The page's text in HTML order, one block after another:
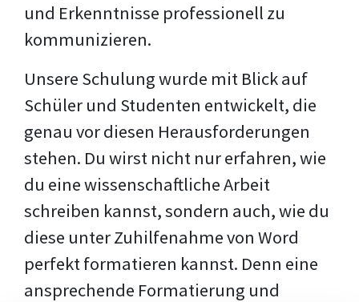
und Erkenntnisse professionell zu
kommunizieren.
Unsere Schulung wurde mit Blick auf
Schüler und Studenten entwickelt, die
genau vor diesen Herausforderungen
stehen. Du wirst nicht nur erfahren, wie
du eine wissenschaftliche Arbeit
schreiben kannst, sondern auch, wie du
diese unter Zuhilfenahme von Word
perfekt formatieren kannst. Denn eine
ansprechende Formatierung und